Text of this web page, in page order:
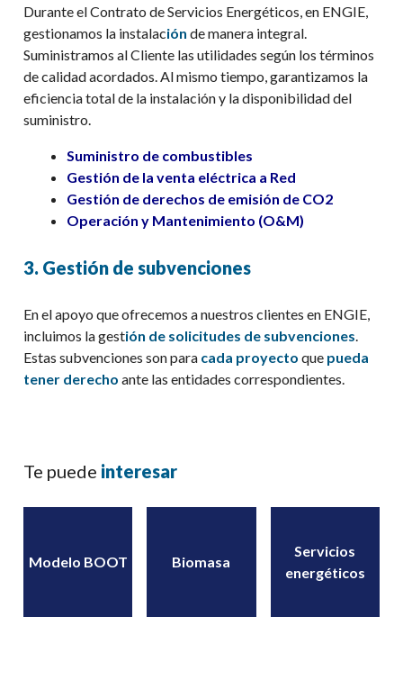
Durante el Contrato de Servicios Energéticos, en ENGIE,
gestionamos la instalación de manera integral.
Suministramos al Cliente las utilidades según los términos
de calidad acordados. Al mismo tiempo, garantizamos la
eficiencia total de la instalación y la disponibilidad del
suministro.
Suministro de combustibles
Gestión de la venta eléctrica a Red
Gestión de derechos de emisión de CO2
Operación y Mantenimiento (O&M)
3. Gestión de subvenciones
En el apoyo que ofrecemos a nuestros clientes en ENGIE,
incluimos la gestión de solicitudes de subvenciones.
Estas subvenciones son para cada proyecto que pueda
tener derecho ante las entidades correspondientes.
Te puede interesar
Modelo BOOT Biomasa
Servicios
energéticos